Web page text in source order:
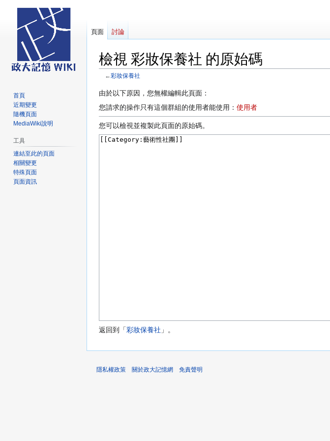
檢視 彩妝保養社 的原始碼
←彩妝保養社
跳
至
覽
跳
至
尋
由於以下原因，您無權編輯此頁面：
您請求的操作只有這個群組的使用者能使用： 使用者
您可以檢視並複製此頁面的原始碼。
返回到「彩妝保養社 」。
頁面 討論
首頁
近期變更
隨機頁面
MediaWiki說明
工具
連結至此的頁面
相關變更
特殊頁面
頁面資訊
隱私權政策 關於政大記憶網 免責聲明